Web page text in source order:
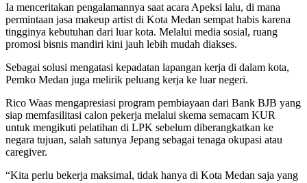
Ia menceritakan pengalamannya saat acara Apeksi lalu, di mana
permintaan jasa makeup artist di Kota Medan sempat habis karena
tingginya kebutuhan dari luar kota. Melalui media sosial, ruang
promosi bisnis mandiri kini jauh lebih mudah diakses.
Sebagai solusi mengatasi kepadatan lapangan kerja di dalam kota,
Pemko Medan juga melirik peluang kerja ke luar negeri.
Rico Waas mengapresiasi program pembiayaan dari Bank BJB yang
siap memfasilitasi calon pekerja melalui skema semacam KUR
untuk mengikuti pelatihan di LPK sebelum diberangkatkan ke
negara tujuan, salah satunya Jepang sebagai tenaga okupasi atau
caregiver.
“Kita perlu bekerja maksimal, tidak hanya di Kota Medan saja yang